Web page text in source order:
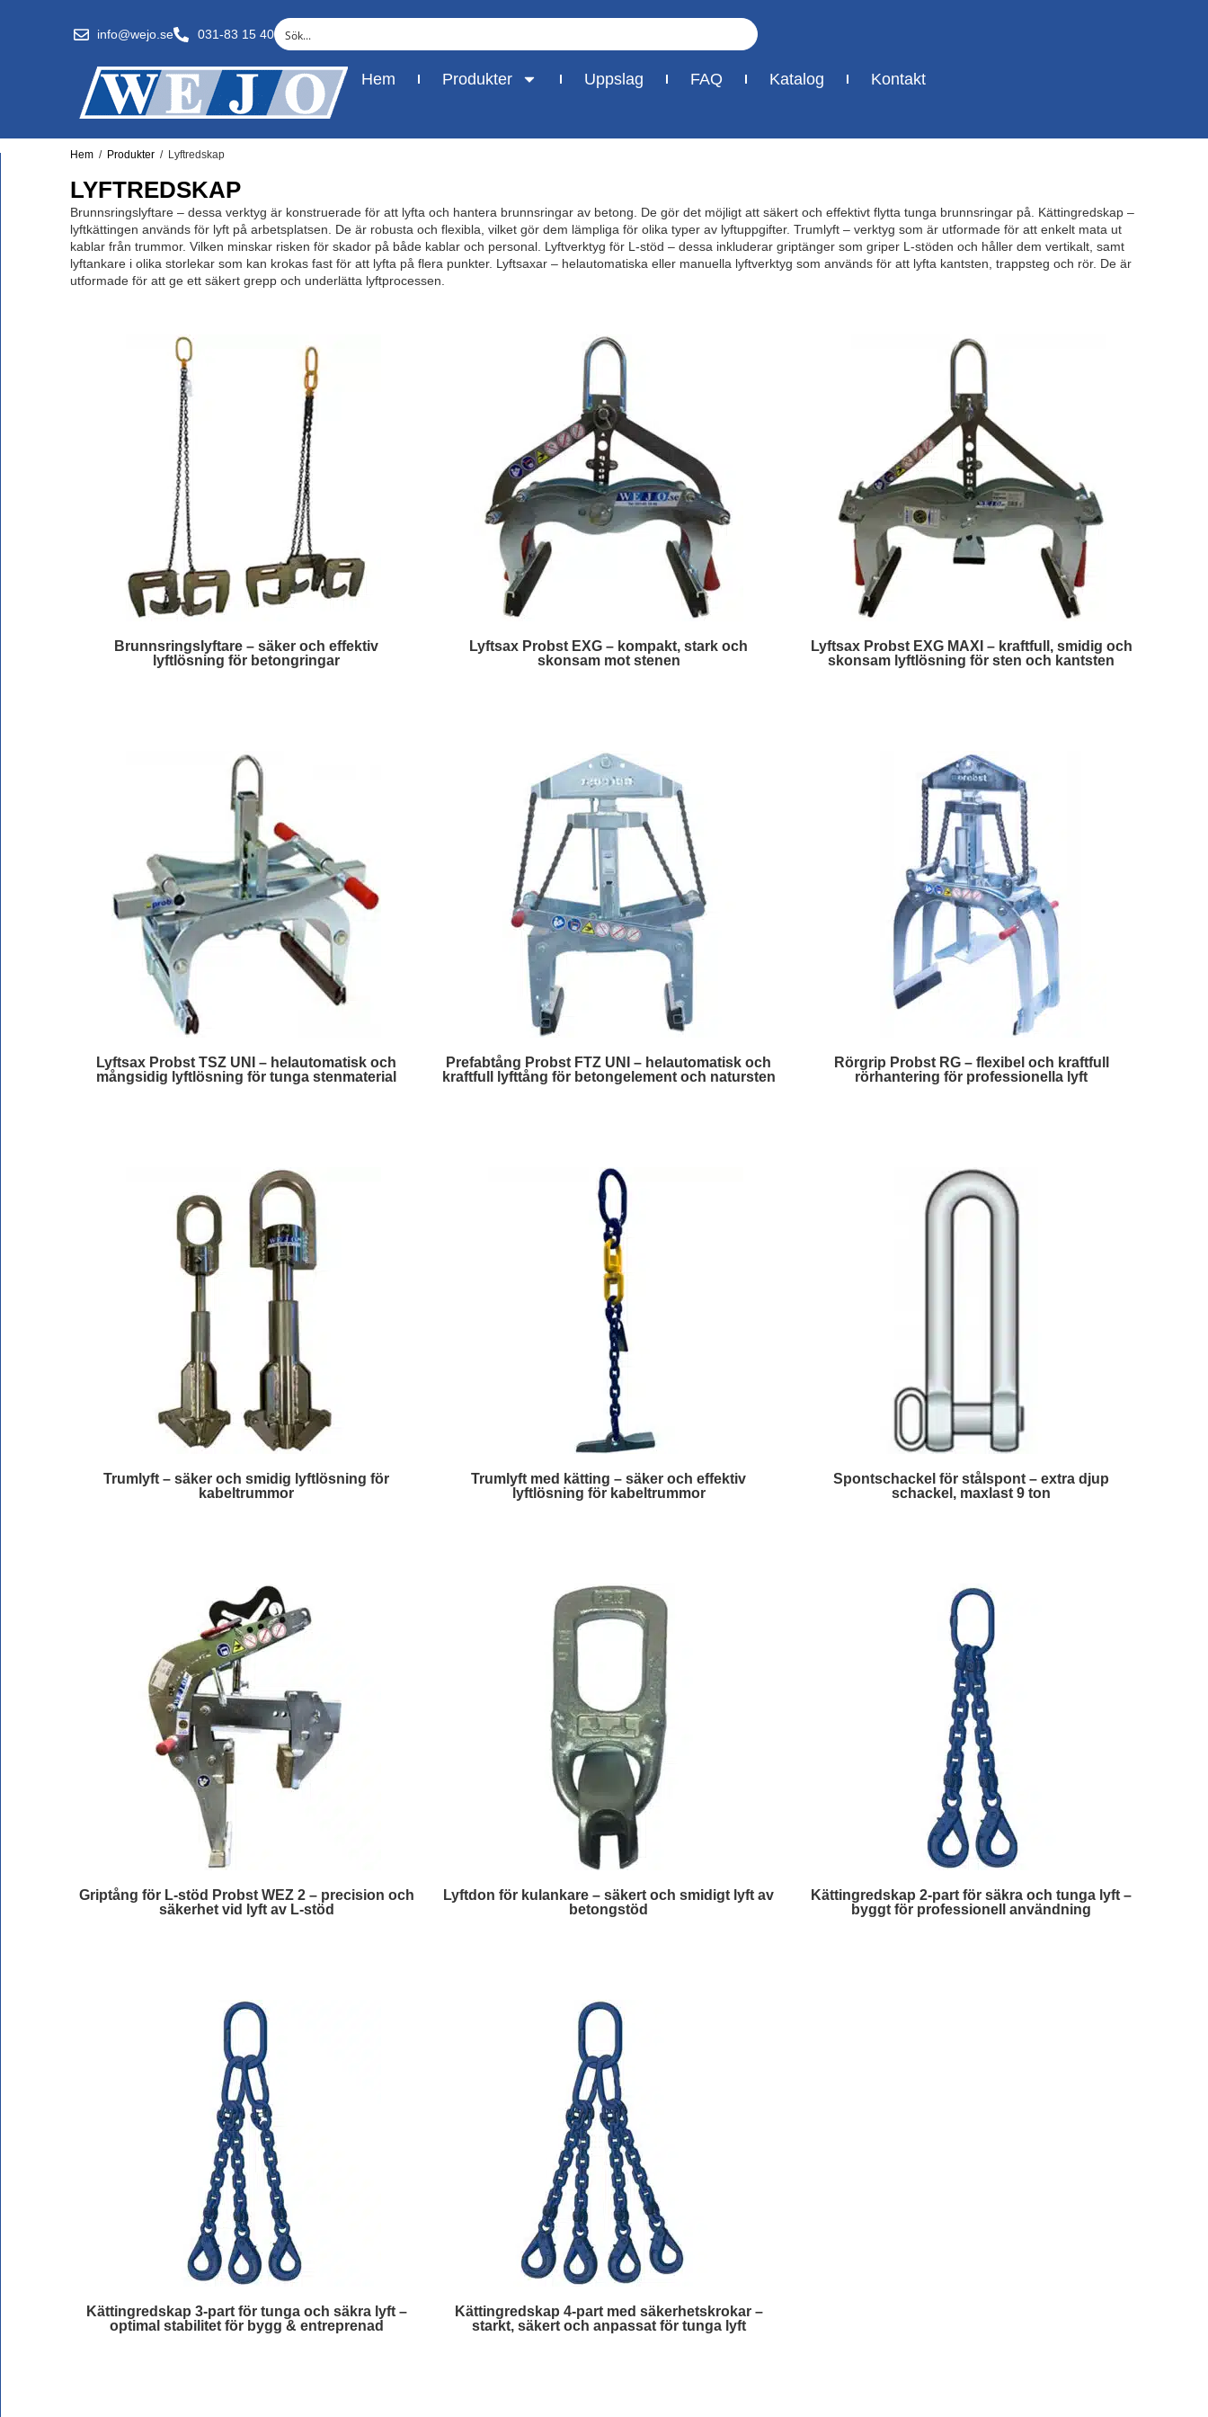
info@wejo.se 031-83 15 40
Hem Produkter Uppslag FAQ Katalog Kontakt
Hem / Produkter / Lyftredskap
LYFTREDSKAP
Brunnsringslyftare – dessa verktyg är konstruerade för att lyfta och hantera brunnsringar av betong. De gör det möjligt att säkert och effektivt flytta tunga brunnsringar på. Kättingredskap –
lyftkättingen används för lyft på arbetsplatsen. De är robusta och flexibla, vilket gör dem lämpliga för olika typer av lyftuppgifter. Trumlyft – verktyg som är utformade för att enkelt mata ut
kablar från trummor. Vilken minskar risken för skador på både kablar och personal. Lyftverktyg för L-stöd – dessa inkluderar griptänger som griper L-stöden och håller dem vertikalt, samt
lyftankare i olika storlekar som kan krokas fast för att lyfta på flera punkter. Lyftsaxar – helautomatiska eller manuella lyftverktyg som används för att lyfta kantsten, trappsteg och rör. De är
utformade för att ge ett säkert grepp och underlätta lyftprocessen.
Brunnsringslyftare – säker och effektiv
lyftlösning för betongringar
Lyftsax Probst EXG – kompakt, stark och
skonsam mot stenen
Lyftsax Probst EXG MAXI – kraftfull, smidig och
skonsam lyftlösning för sten och kantsten
Lyftsax Probst TSZ UNI – helautomatisk och
mångsidig lyftlösning för tunga stenmaterial
Prefabtång Probst FTZ UNI – helautomatisk och
kraftfull lyfttång för betongelement och natursten
Rörgrip Probst RG – flexibel och kraftfull
rörhantering för professionella lyft
Trumlyft – säker och smidig lyftlösning för
kabeltrummor
Trumlyft med kätting – säker och effektiv
lyftlösning för kabeltrummor
Spontschackel för stålspont – extra djup
schackel, maxlast 9 ton
Griptång för L-stöd Probst WEZ 2 – precision och
säkerhet vid lyft av L-stöd
Lyftdon för kulankare – säkert och smidigt lyft av
betongstöd
Kättingredskap 2-part för säkra och tunga lyft –
byggt för professionell användning
Kättingredskap 3-part för tunga och säkra lyft –
optimal stabilitet för bygg & entreprenad
Kättingredskap 4-part med säkerhetskrokar –
starkt, säkert och anpassat för tunga lyft